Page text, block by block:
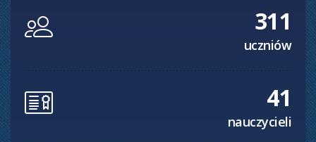
311
uczniów
41
nauczycieli